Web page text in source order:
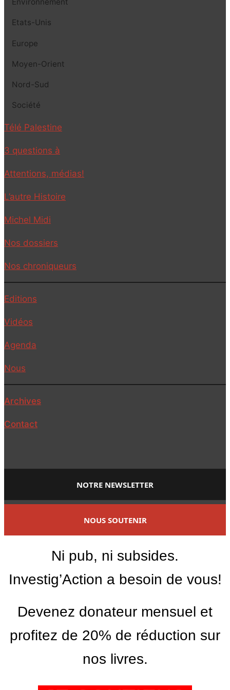
Etats-Unis
Europe
Moyen-Orient
Nord-Sud
Société
Télé Palestine
3 questions à
Attentions, médias!
L’autre Histoire
Michel Midi
Nos dossiers
Nos chroniqueurs
Editions
Vidéos
Agenda
Nous
Archives
Contact
NOTRE NEWSLETTER
NOUS SOUTENIR
Ni pub, ni subsides.
Investig’Action a besoin de vous!
Devenez donateur mensuel et
profitez de 20% de réduction sur
nos livres.